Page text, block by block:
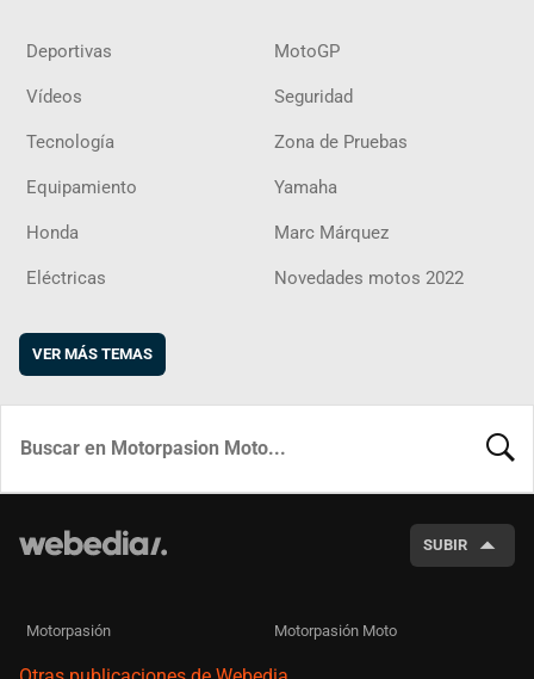
Deportivas MotoGP
Vídeos Seguridad
Tecnología Zona de Pruebas
Equipamiento Yamaha
Honda Marc Márquez
Eléctricas Novedades motos 2022
VER MÁS TEMAS
SUBIR
Motorpasión Motorpasión Moto